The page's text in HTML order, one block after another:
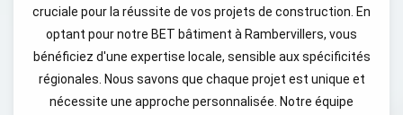
cruciale pour la réussite de vos projets de construction. En
optant pour notre BET bâtiment à Rambervillers, vous
bénéficiez d'une expertise locale, sensible aux spécificités
régionales. Nous savons que chaque projet est unique et
nécessite une approche personnalisée. Notre équipe